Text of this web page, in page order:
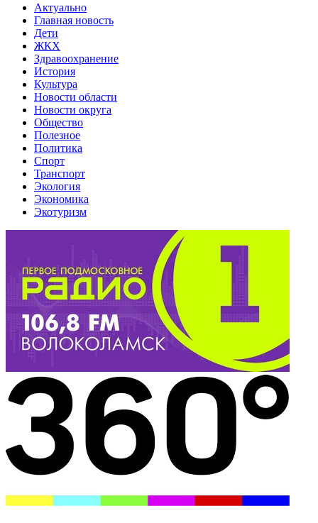
Актуально
Главная новость
Дети
ЖКХ
Здравоохранение
История
Культура
Новости области
Новости округа
Общество
Полезное
Политика
Спорт
Транспорт
Экология
Экономика
Экотуризм